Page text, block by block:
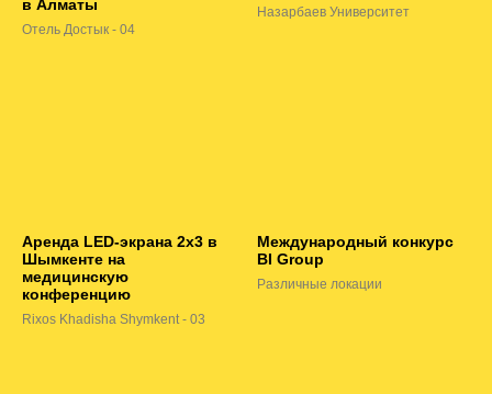
в Алматы
Отель Достык - 04
Назарбаев Университет
Аренда LED-экрана 2х3 в
Шымкенте на
медицинскую
конференцию
Rixos Khadisha Shymkent - 03
Международный конкурс
BI Group
Различные локации